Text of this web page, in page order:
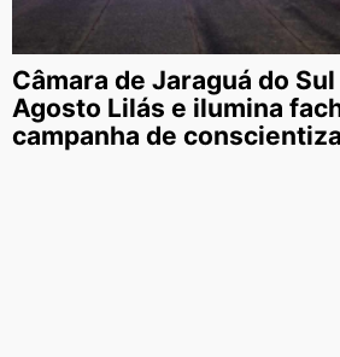
Câmara de Jaraguá do
Agosto Lilás e ilumina
campanha de